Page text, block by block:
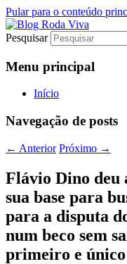
Pular para o conteúdo
Blog Roda
Jornalismo sério
verdade
Pesquisar
Menu principal
Início
Navegação de posts
← Anterior Próximo →
Flávio Dino deu
sua base para
para a disputa
num beco sem
primeiro e único